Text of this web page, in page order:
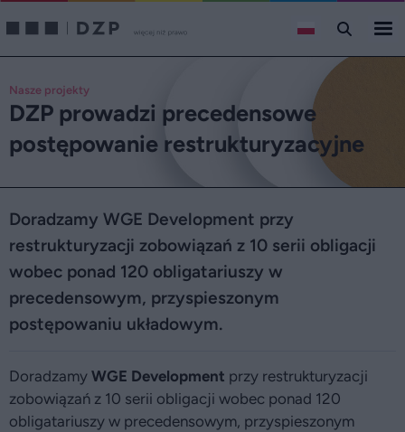
Nasze projekty
DZP prowadzi precedensowe
postępowanie restrukturyzacyjne
Doradzamy WGE Development przy
restrukturyzacji zobowiązań z 10 serii obligacji
wobec ponad 120 obligatariuszy w
precedensowym, przyspieszonym
postępowaniu układowym.
Doradzamy WGE Development przy restrukturyzacji
zobowiązań z 10 serii obligacji wobec ponad 120
obligatariuszy w precedensowym, przyspieszonym